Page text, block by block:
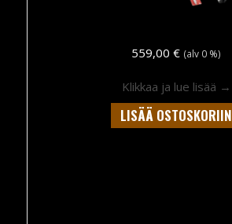
559,00 € (alv 0 %)
Klikkaa ja lue lisää →
LISÄÄ OSTOSKORIIN